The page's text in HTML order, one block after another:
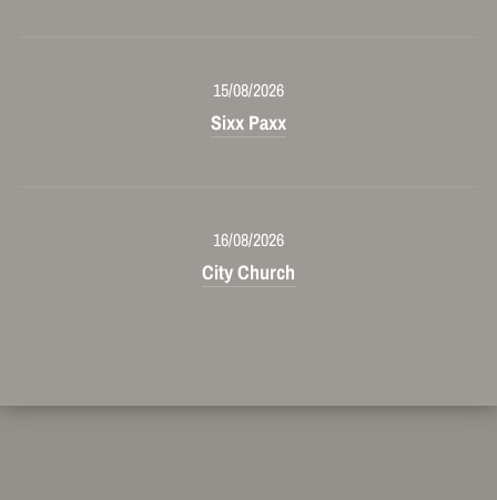
15/08/2026
Sixx Paxx
16/08/2026
City Church